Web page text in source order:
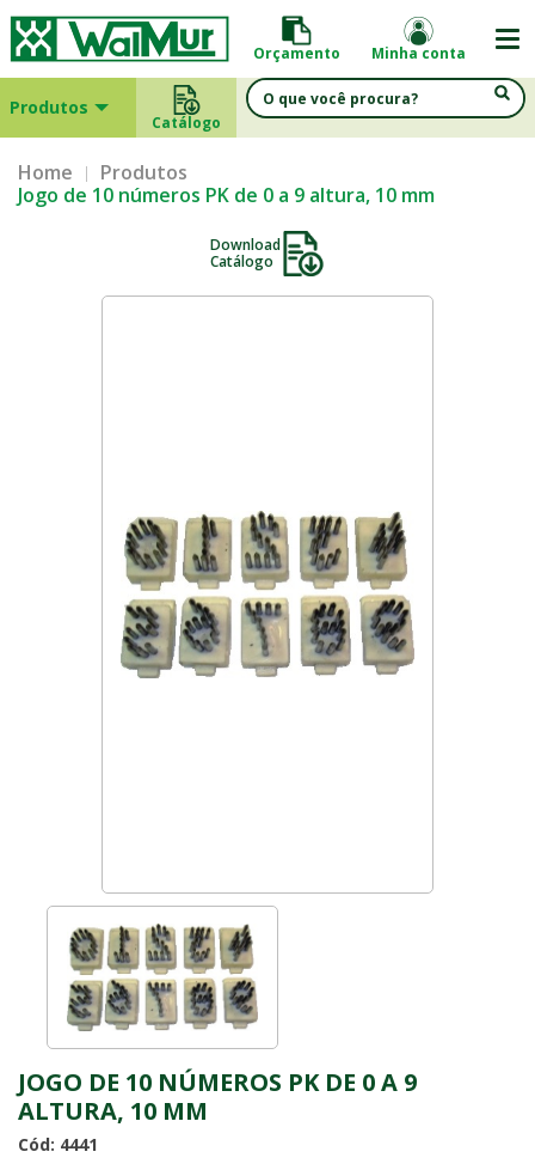
Orçamento Minha conta
Produtos
Catálogo
Home
Produtos
Jogo de 10 números PK de 0 a 9 altura, 10 mm
Download
Catálogo
JOGO DE 10 NÚMEROS PK DE 0 A 9
ALTURA, 10 MM
Cód: 4441